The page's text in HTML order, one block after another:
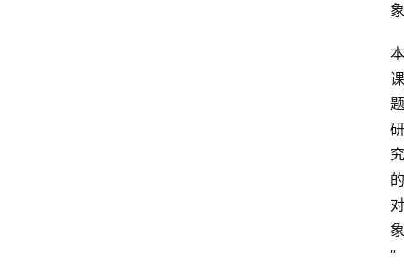
象
本
课
题
研
究
的
对
象
“